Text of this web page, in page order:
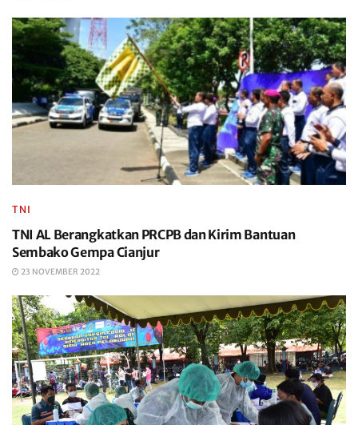
TNI
TNI AL Berangkatkan PRCPB dan Kirim Bantuan
Sembako Gempa Cianjur
23 NOVEMBER 2022